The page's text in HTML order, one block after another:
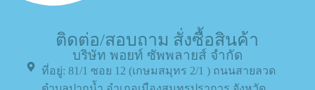
ติดต่อ/สอบถาม สั่งซื้อสินค้า
บริษัท พอยท์ ซัพพลายส์ จำกัด
ที่อยู่: 81/1 ซอย 12 (เกษมสมุทร 2/1 ) ถนนสายลวด